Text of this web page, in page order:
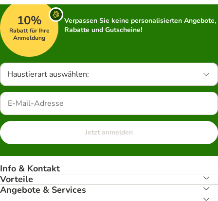
10%
Rabatt für Ihre
Anmeldung
Verpassen Sie keine personalisierten Angebote,
Rabatte und Gutscheine!
Haustierart auswählen:
Jetzt anmelden
Info & Kontakt
Vorteile
Angebote & Services